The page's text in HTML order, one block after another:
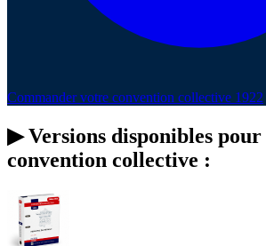
Commander votre convention collective 1922
▶Versions disponibles pour
convention collective :